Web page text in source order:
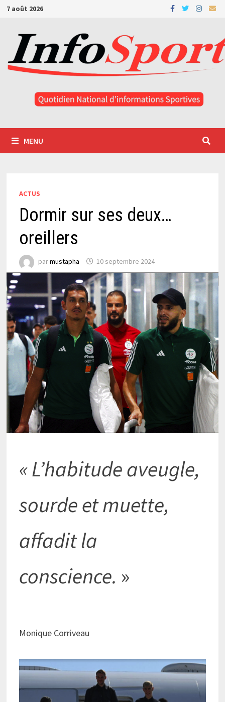
Passer
contenu
7 août 2026
MENU
ACTUS
Dormir sur ses deux…
oreillers
parmustapha 10 septembre 2024
« L’habitude aveugle,
sourde et muette,
affadit la
conscience. »
Monique Corriveau